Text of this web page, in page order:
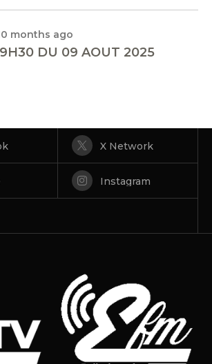
months ago
DU 09 AOUT 2025
X Network
Instagram